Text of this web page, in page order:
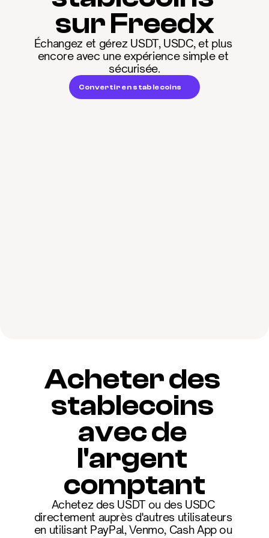
sur Freedx
Échangez et gérez USDT, USDC, et plus
encore avec une expérience simple et
sécurisée.
Convertir en stablecoins
Acheter des
stablecoins
avec de
l'argent
comptant
Achetez des USDT ou des USDC
directement auprès d'autres utilisateurs
en utilisant PayPal, Venmo, Cash App ou